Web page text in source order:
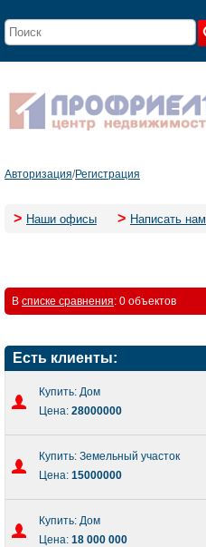
Авторизация/Регистрация
> Наши офисы > Написать нам
В списке сравнения: 0 объектов
Есть клиенты:
Купить: Дом
Цена: 28000000
Купить: Земельный участок
Цена: 15000000
Купить: Дом
Цена: 18 000 000